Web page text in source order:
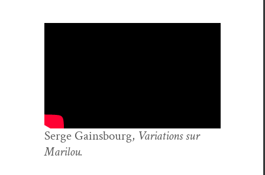
Serge Gains­bourg, Vari­a­tions sur
Marilou.